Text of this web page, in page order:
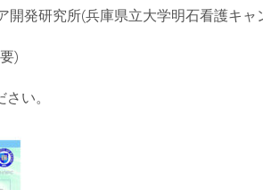
開発研究所(兵庫県立大学明石看護キャ
)
い。